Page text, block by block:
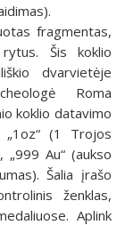
fragmentas,
Šis koklio
dvarvietėje
Roma
koklio datavimo
„1oz“ (1 Trojos
Au“ (aukso
Šalia įrašo
ženklas,
Aplink